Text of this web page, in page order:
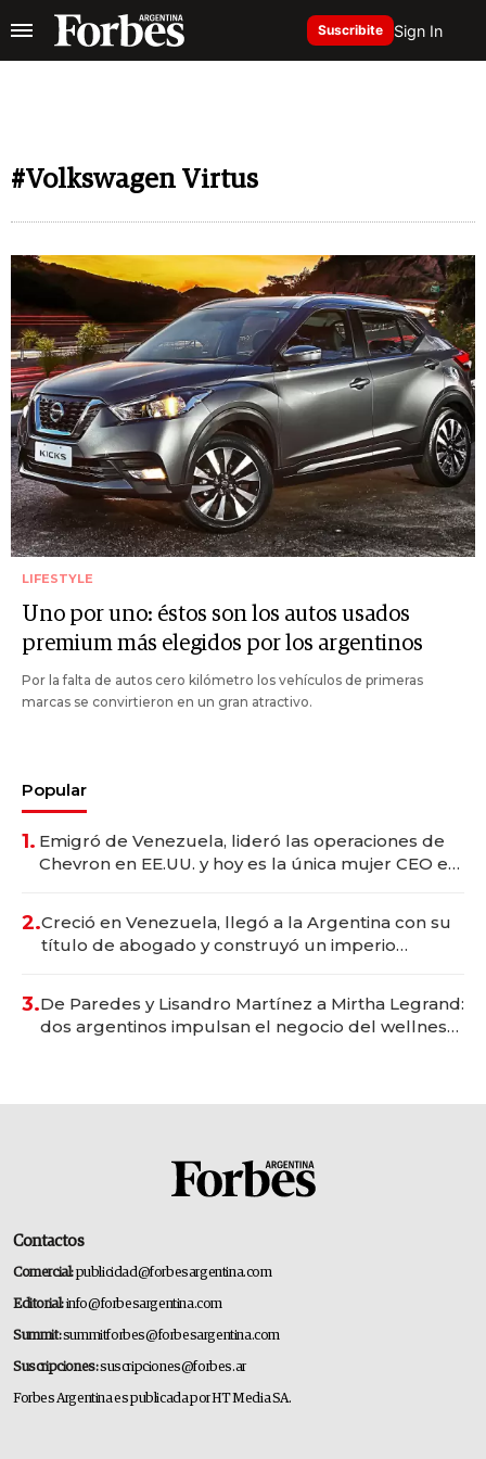
Suscribite Sign In
#Volkswagen Virtus
LIFESTYLE
Uno por uno: éstos son los autos usados
premium más elegidos por los argentinos
Por la falta de autos cero kilómetro los vehículos de primeras
marcas se convirtieron en un gran atractivo.
Popular
1. Emigró de Venezuela, lideró las operaciones de
Chevron en EE.UU. y hoy es la única mujer CEO en
2.Creció en Venezuela, llegó a la Argentina con su
título de abogado y construyó un imperio
3.De Paredes y Lisandro Martínez a Mirtha Legrand:
dos argentinos impulsan el negocio del wellness
Contactos
Comercial:publicidad@forbesargentina.com
Editorial:info@forbesargentina.com
Summit:summitforbes@forbesargentina.com
Suscripciones:suscripciones@forbes.ar
Forbes Argentina es publicada por HT Media SA.